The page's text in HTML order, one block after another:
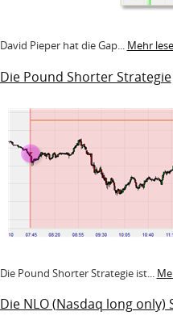
David Pieper hat die Gap... Mehr
Die Pound Shorter Strategie
Die Pound Shorter Strategie ist...
Die NLO (Nasdaq long only)